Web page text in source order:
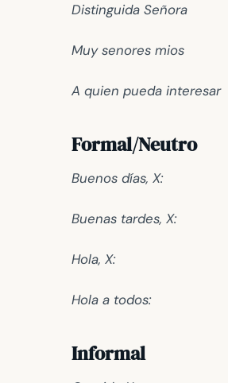
Distinguida Señora
Muy senores mios
A quien pueda interesar
Formal/Neutro
Buenos días, X:
Buenas tardes, X:
Hola, X:
Hola a todos:
Informal